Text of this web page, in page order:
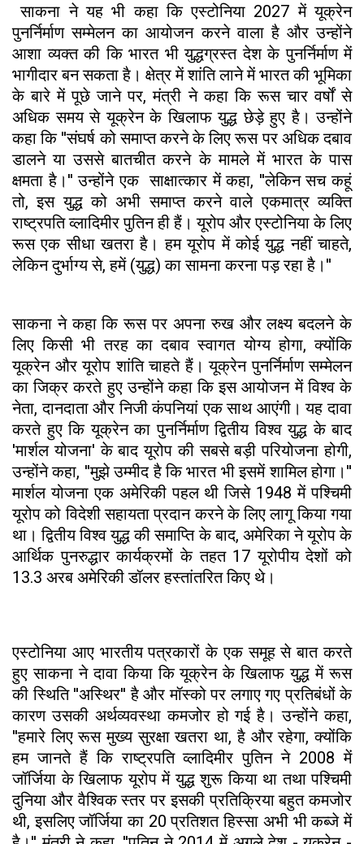
साकना ने यह भी कहा कि एस्टोनिया 2027 में यूक्रेन
पुनर्निर्माण सम्मेलन का आयोजन करने वाला है और उन्होंने
आशा व्यक्त की कि भारत भी युद्धग्रस्त देश के पुनर्निर्माण में
भागीदार बन सकता है। क्षेत्र में शांति लाने में भारत की भूमिका
के बारे में पूछे जाने पर, मंत्री ने कहा कि रूस चार वर्षों से
अधिक समय से यूक्रेन के खिलाफ युद्ध छेड़े हुए है। उन्होंने
कहा कि ''संघर्ष को समाप्त करने के लिए रूस पर अधिक दबाव
डालने या उससे बातचीत करने के मामले में भारत के पास
क्षमता है।'' उन्होंने एक साक्षात्कार में कहा, ''लेकिन सच कहूं
तो, इस युद्ध को अभी समाप्त करने वाले एकमात्र व्यक्ति
राष्ट्रपति व्लादिमीर पुतिन ही हैं। यूरोप और एस्टोनिया के लिए
रूस एक सीधा खतरा है। हम यूरोप में कोई युद्ध नहीं चाहते,
लेकिन दुर्भाग्य से, हमें (युद्ध) का सामना करना पड़ रहा है।''
साकना ने कहा कि रूस पर अपना रुख और लक्ष्य बदलने के
लिए किसी भी तरह का दबाव स्वागत योग्य होगा, क्योंकि
यूक्रेन और यूरोप शांति चाहते हैं। यूक्रेन पुनर्निर्माण सम्मेलन
का जिक्र करते हुए उन्होंने कहा कि इस आयोजन में विश्व के
नेता, दानदाता और निजी कंपनियां एक साथ आएंगी। यह दावा
करते हुए कि यूक्रेन का पुनर्निर्माण द्वितीय विश्व युद्ध के बाद
'मार्शल योजना' के बाद यूरोप की सबसे बड़ी परियोजना होगी,
उन्होंने कहा, ''मुझे उम्मीद है कि भारत भी इसमें शामिल होगा।''
मार्शल योजना एक अमेरिकी पहल थी जिसे 1948 में पश्चिमी
यूरोप को विदेशी सहायता प्रदान करने के लिए लागू किया गया
था। द्वितीय विश्व युद्ध की समाप्ति के बाद, अमेरिका ने यूरोप के
आर्थिक पुनरुद्धार कार्यक्रमों के तहत 17 यूरोपीय देशों को
13.3 अरब अमेरिकी डॉलर हस्तांतरित किए थे।
एस्टोनिया आए भारतीय पत्रकारों के एक समूह से बात करते
हुए साकना ने दावा किया कि यूक्रेन के खिलाफ युद्ध में रूस
की स्थिति ''अस्थिर'' है और मॉस्को पर लगाए गए प्रतिबंधों के
कारण उसकी अर्थव्यवस्था कमजोर हो गई है। उन्होंने कहा,
''हमारे लिए रूस मुख्य सुरक्षा खतरा था, है और रहेगा, क्योंकि
हम जानते हैं कि राष्ट्रपति व्लादिमीर पुतिन ने 2008 में
जॉर्जिया के खिलाफ यूरोप में युद्ध शुरू किया था तथा पश्चिमी
दुनिया और वैश्विक स्तर पर इसकी प्रतिक्रिया बहुत कमजोर
थी, इसलिए जॉर्जिया का 20 प्रतिशत हिस्सा अभी भी कब्जे में